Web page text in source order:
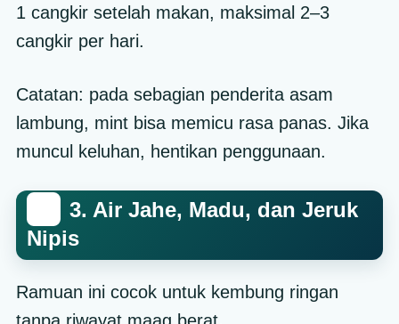
1 cangkir setelah makan, maksimal 2–3
cangkir per hari.
Catatan: pada sebagian penderita asam
lambung, mint bisa memicu rasa panas. Jika
muncul keluhan, hentikan penggunaan.
3. Air Jahe, Madu, dan Jeruk
Nipis
Ramuan ini cocok untuk kembung ringan